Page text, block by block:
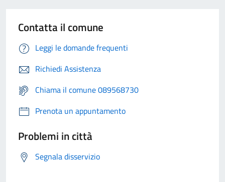
Contatta il comune
Leggi le domande frequenti
Richiedi Assistenza
Chiama il comune 089568730
Prenota un appuntamento
Problemi in città
Segnala disservizio